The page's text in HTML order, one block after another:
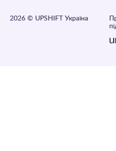
2026 © UPSHIFT Україна